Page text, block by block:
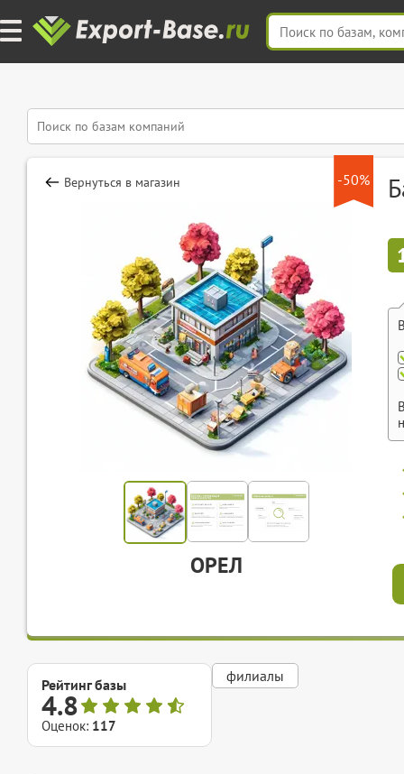
-50%
Вернуться в магазин
ОРЕЛ
Рейтинг базы
4.8
Оценок: 117
филиалы